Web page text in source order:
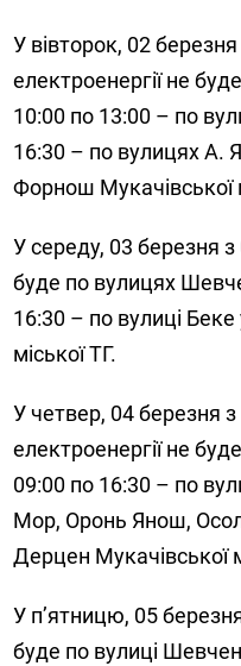
У вівторок, 02
електроенергії не
10:00 по 13:00 – по
16:30 – по вулицях А.
Форнош Мукачівської
У середу, 03 березня з
буде по вулицях
16:30 – по вулиці
міської ТГ.
У четвер, 04 березня
електроенергії не
09:00 по 16:30 – по
Мор, Оронь Янош,
Дерцен Мукачівської
У п’ятницю, 05
буде по вулиці